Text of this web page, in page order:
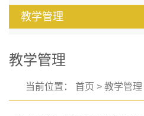
教学管理
教学管理
当前位置： 首页 > 教学管理